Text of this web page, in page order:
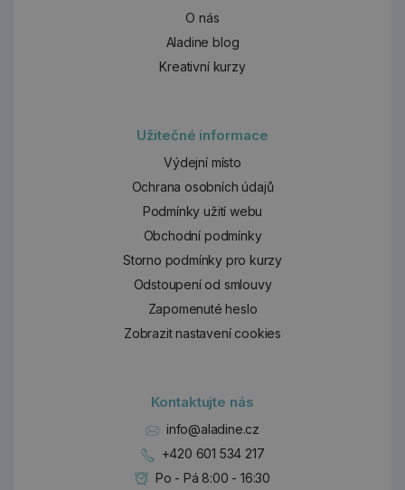
O nás
Aladine blog
Kreativní kurzy
Užitečné informace
Výdejní místo
Ochrana osobních údajů
Podmínky užití webu
Obchodní podmínky
Storno podmínky pro kurzy
Odstoupení od smlouvy
Zapomenuté heslo
Zobrazit nastavení cookies
Kontaktujte nás
info@aladine.cz
+420 601 534 217
Po - Pá 8:00 - 16:30